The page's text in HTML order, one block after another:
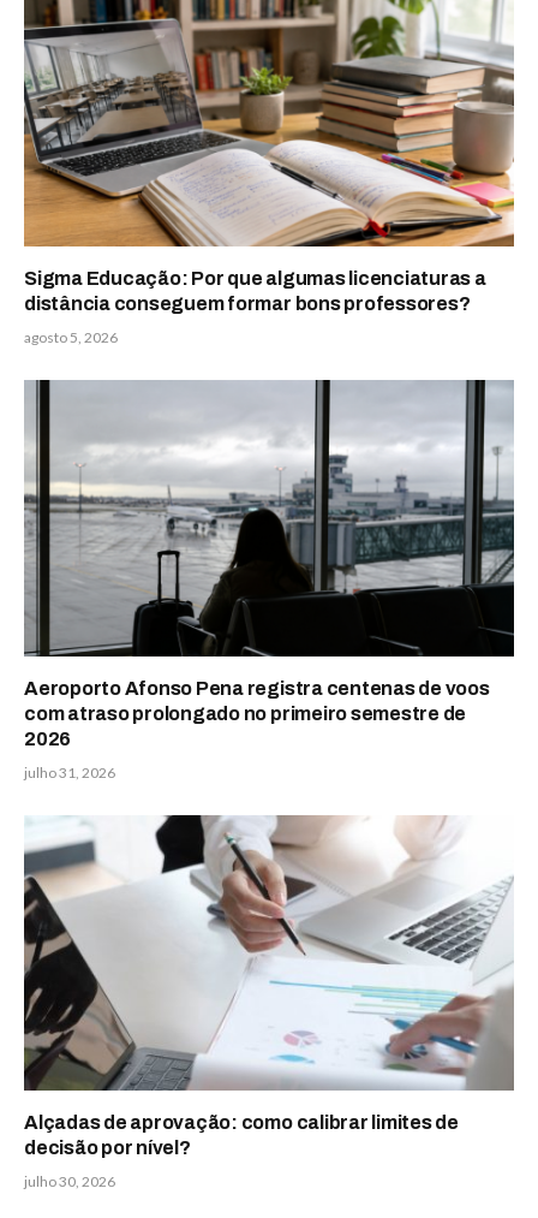
Sigma Educação: Por que algumas licenciaturas a
distância conseguem formar bons professores?
agosto 5, 2026
Aeroporto Afonso Pena registra centenas de voos
com atraso prolongado no primeiro semestre de
2026
julho 31, 2026
Alçadas de aprovação: como calibrar limites de
decisão por nível?
julho 30, 2026